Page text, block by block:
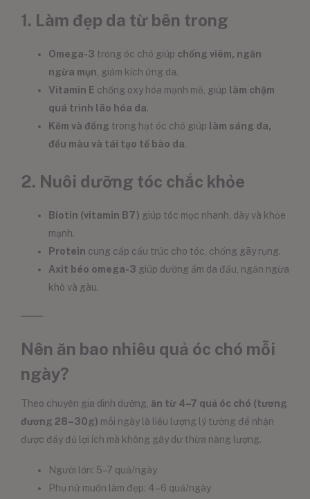
1. Làm đẹp da từ bên trong
Omega-3 trong óc chó giúp chống viêm, ngăn
ngừa mụn , giảm kích ứng da.
Vitamin E chống oxy hóa mạnh mẽ, giúp làm chậm
quá trình lão hóa da.
Kẽm và đồng trong hạt óc chó giúp làm sáng da,
đều màu và tái tạo tế bào da.
2. Nuôi dưỡng tóc chắc khỏe
Biotin (vitamin B7) giúp tóc mọc nhanh, dày và khỏe
mạnh.
Protein cung cấp cấu trúc cho tóc, chống gãy rụng.
Axit béo omega-3 giúp dưỡng ẩm da đầu, ngăn ngừa
khô và gàu.
Nên ăn bao nhiêu quả óc chó mỗi
ngày?
Theo chuyên gia dinh dưỡng, ăn từ 4–7 quả óc chó (tương
đương 28–30g) mỗi ngày là liều lượng lý tưởng để nhận
được đầy đủ lợi ích mà không gây dư thừa năng lượng.
Người lớn: 5–7 quả/ngày
Phụ nữ muốn làm đẹp: 4–6 quả/ngày